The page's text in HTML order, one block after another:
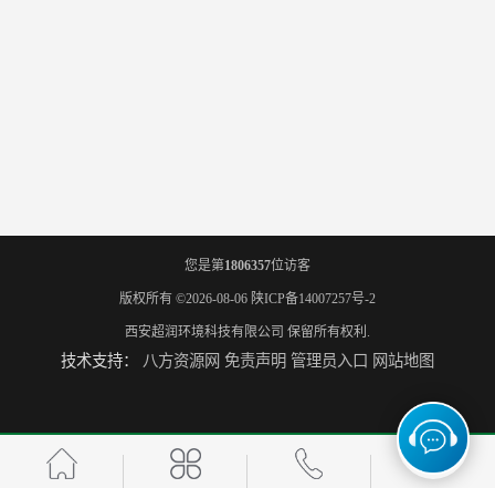
您是第1806357位访客
版权所有 ©2026-08-06 陕ICP备14007257号-2
西安超润环境科技有限公司 保留所有权利.
技术支持： 八方资源网 免责声明 管理员入口 网站地图